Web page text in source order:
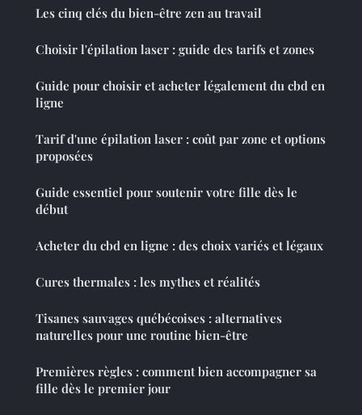
Les cinq clés du bien-être zen au travail
Choisir l'épilation laser : guide des tarifs et zones
Guide pour choisir et acheter légalement du cbd en
ligne
Tarif d'une épilation laser : coût par zone et options
proposées
Guide essentiel pour soutenir votre fille dès le
début
Acheter du cbd en ligne : des choix variés et légaux
Cures thermales : les mythes et réalités
Tisanes sauvages québécoises : alternatives
naturelles pour une routine bien-être
Premières règles : comment bien accompagner sa
fille dès le premier jour